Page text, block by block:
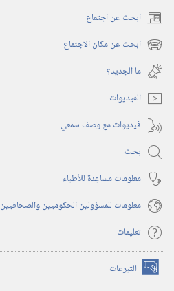
ابحث عن اجتماع (يفتح
نافذة ابحث عن مكان الاجتماع (يفتح
نافذة
جديدة)
ما الجديد؟‏
الفيديوات
فيديوات مع وصف سمعي
بحث
معلومات مساعِدة للأطباء
معلومات للمسؤولين الحكوميين والصحافيين
تعليمات
التبرعات (يفتح